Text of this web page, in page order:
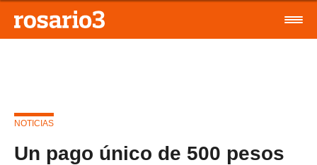
NOTICIAS
Un pago único de 500 pesos